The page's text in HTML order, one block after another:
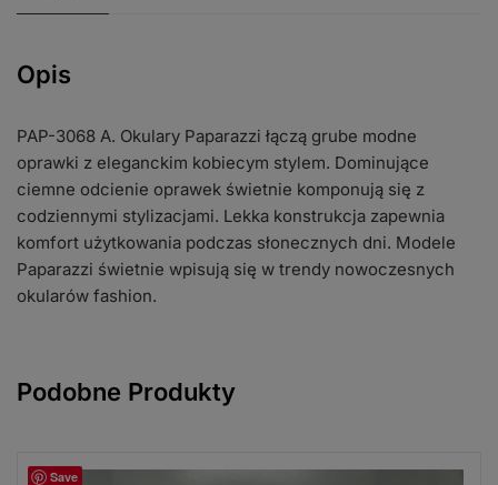
Opis
PAP-3068 A. Okulary Paparazzi łączą grube modne
oprawki z eleganckim kobiecym stylem. Dominujące
ciemne odcienie oprawek świetnie komponują się z
codziennymi stylizacjami. Lekka konstrukcja zapewnia
komfort użytkowania podczas słonecznych dni. Modele
Paparazzi świetnie wpisują się w trendy nowoczesnych
okularów fashion.
Podobne Produkty
Save